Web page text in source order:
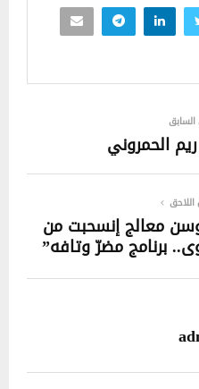
السابق
الحمروني
اللاحق
معالج إنسحبت من